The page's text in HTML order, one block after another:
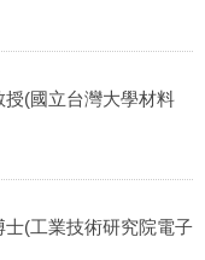
授(國立台灣大學材料
(工業技術研究院電子